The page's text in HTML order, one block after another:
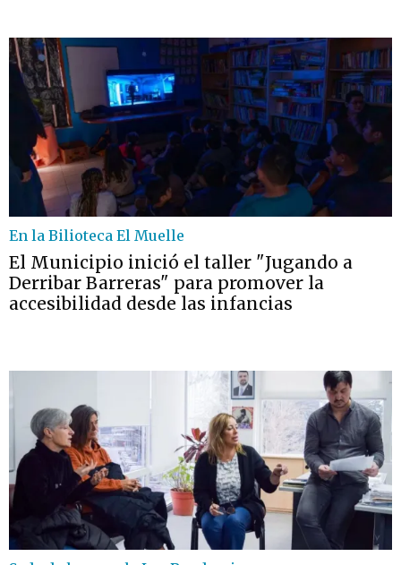
En la Bilioteca El Muelle
El Municipio inició el taller "Jugando a
Derribar Barreras" para promover la
accesibilidad desde las infancias